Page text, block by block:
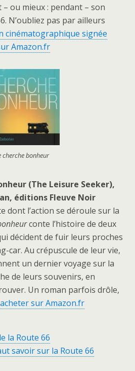
ou mieux : pendant – son
N’oubliez pas par ailleurs
cinématographique signée
Amazon.fr
cherche bonheur
(The Leisure Seeker),
éditions Fleuve Noir
dont l’action se déroule sur la
conte l’histoire de deux
décident de fuir leurs proches
car. Au crépuscule de leur vie,
un dernier voyage sur la
de leurs souvenirs, en
Un roman parfois drôle,
acheter sur Amazon.fr
la Route 66
savoir sur la Route 66